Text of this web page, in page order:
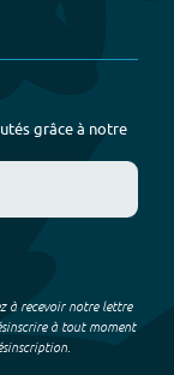
grâce à notre
à recevoir notre lettre
à tout moment